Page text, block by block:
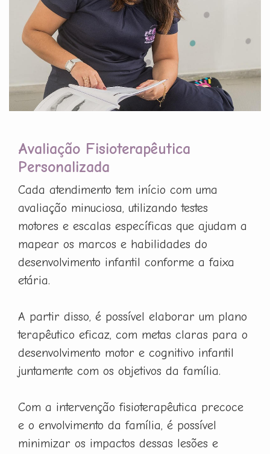
Avaliação Fisioterapêutica
Personalizada
Cada atendimento tem início com uma
avaliação minuciosa, utilizando testes
motores e escalas específicas que ajudam a
mapear os marcos e habilidades do
desenvolvimento infantil conforme a faixa
etária.
A partir disso, é possível elaborar um plano
terapêutico eficaz, com metas claras para o
desenvolvimento motor e cognitivo infantil
juntamente com os objetivos da família.
Com a intervenção fisioterapêutica precoce
e o envolvimento da família, é possível
minimizar os impactos dessas lesões e